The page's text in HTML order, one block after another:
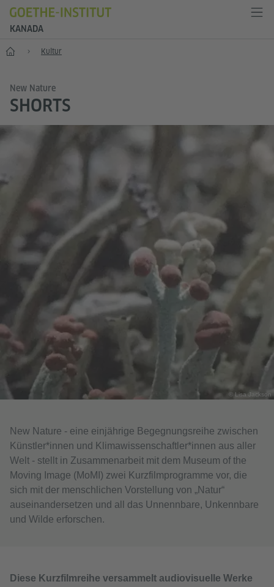
KANADA
Start Kultur
New Nature
SHORTS
© Lisa Jackson
New Nature - eine einjährige Begegnungsreihe zwischen
Künstler*innen und Klimawissenschaftler*innen aus aller
Welt - stellt in Zusammenarbeit mit dem Museum of the
Moving Image (MoMI) zwei Kurzfilmprogramme vor, die
sich mit der menschlichen Vorstellung von „Natur“
auseinandersetzen und all das Unnennbare, Unkennbare
und Wilde erforschen.
Diese Kurzfilmreihe versammelt audiovisuelle Werke